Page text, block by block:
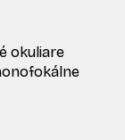
okuliare